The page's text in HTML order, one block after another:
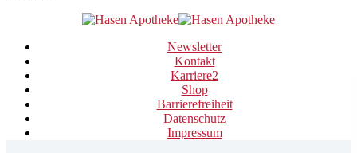
Newsletter
Kontakt
Karriere2
Shop
Barrierefreiheit
Datenschutz
Impressum